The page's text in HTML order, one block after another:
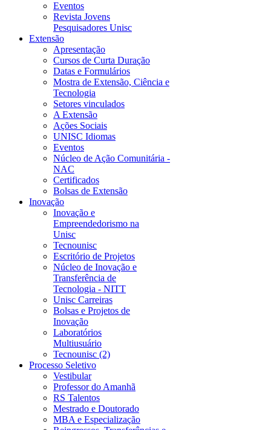
Eventos
Revista Jovens
Pesquisadores Unisc
Extensão
Apresentação
Cursos de Curta Duração
Datas e Formulários
Mostra de Extensão, Ciência e
Tecnologia
Setores vinculados
A Extensão
Ações Sociais
UNISC Idiomas
Eventos
Núcleo de Ação Comunitária -
NAC
Certificados
Bolsas de Extensão
Inovação
Inovação e
Empreendedorismo na
Unisc
Tecnounisc
Escritório de Projetos
Núcleo de Inovação e
Transferência de
Tecnologia - NITT
Unisc Carreiras
Bolsas e Projetos de
Inovação
Laboratórios
Multiusuário
Tecnounisc (2)
Processo Seletivo
Vestibular
Professor do Amanhã
RS Talentos
Mestrado e Doutorado
MBA e Especialização